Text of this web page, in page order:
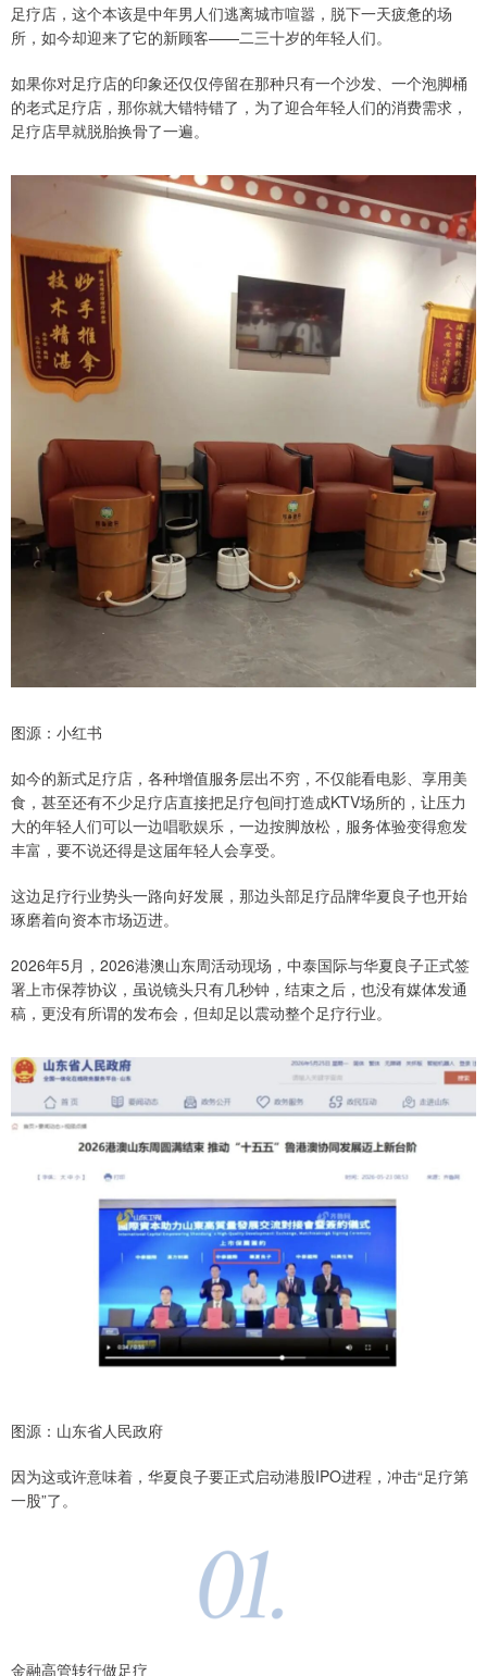
足疗店，这个本该是中年男人们逃离城市喧嚣，脱下一天疲惫的场
所，如今却迎来了它的新顾客——二三十岁的年轻人们。
如果你对足疗店的印象还仅仅停留在那种只有一个沙发、一个泡脚桶
的老式足疗店，那你就大错特错了，为了迎合年轻人们的消费需求，
足疗店早就脱胎换骨了一遍。
图源：小红书
如今的新式足疗店，各种增值服务层出不穷，不仅能看电影、享用美
食，甚至还有不少足疗店直接把足疗包间打造成KTV场所的，让压力
大的年轻人们可以一边唱歌娱乐，一边按脚放松，服务体验变得愈发
丰富，要不说还得是这届年轻人会享受。
这边足疗行业势头一路向好发展，那边头部足疗品牌华夏良子也开始
琢磨着向资本市场迈进。
2026年5月，2026港澳山东周活动现场，中泰国际与华夏良子正式签
署上市保荐协议，虽说镜头只有几秒钟，结束之后，也没有媒体发通
稿，更没有所谓的发布会，但却足以震动整个足疗行业。
图源：山东省人民政府
因为这或许意味着，华夏良子要正式启动港股IPO进程，冲击“足疗第
一股”了。
金融高管转行做足疗